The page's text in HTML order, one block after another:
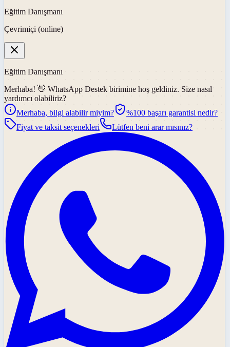
Eğitim Danışmanı
Çevrimiçi (online)
Eğitim Danışmanı
Merhaba! 👋 WhatsApp Destek birimine hoş geldiniz. Size nasıl
yardımcı olabiliriz?
Merhaba, bilgi alabilir miyim?
%100 başarı garantisi nedir?
Fiyat ve taksit seçenekleri
Lütfen beni arar mısınız?